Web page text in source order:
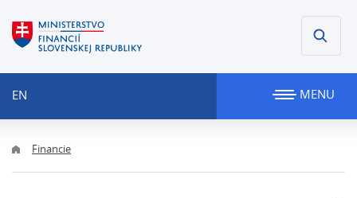
EN MENU
Financie